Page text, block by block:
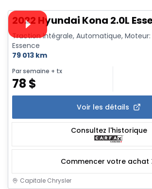
Vidéo disponible
2022 Hyundai Kona 2.0L
Traction intégrale, Automatique, Moteur:
Essence
79 013 km
Par semaine + tx
78 $
Voir les détails
Consultez l'historique
Commencer votre achat
Capitale Chrysler